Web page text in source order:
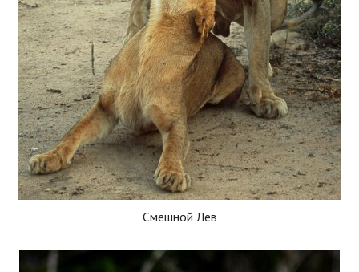
Смешной Лев